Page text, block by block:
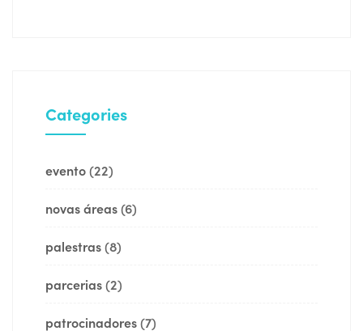
Categories
evento(22)
novas áreas(6)
palestras(8)
parcerias(2)
patrocinadores(7)